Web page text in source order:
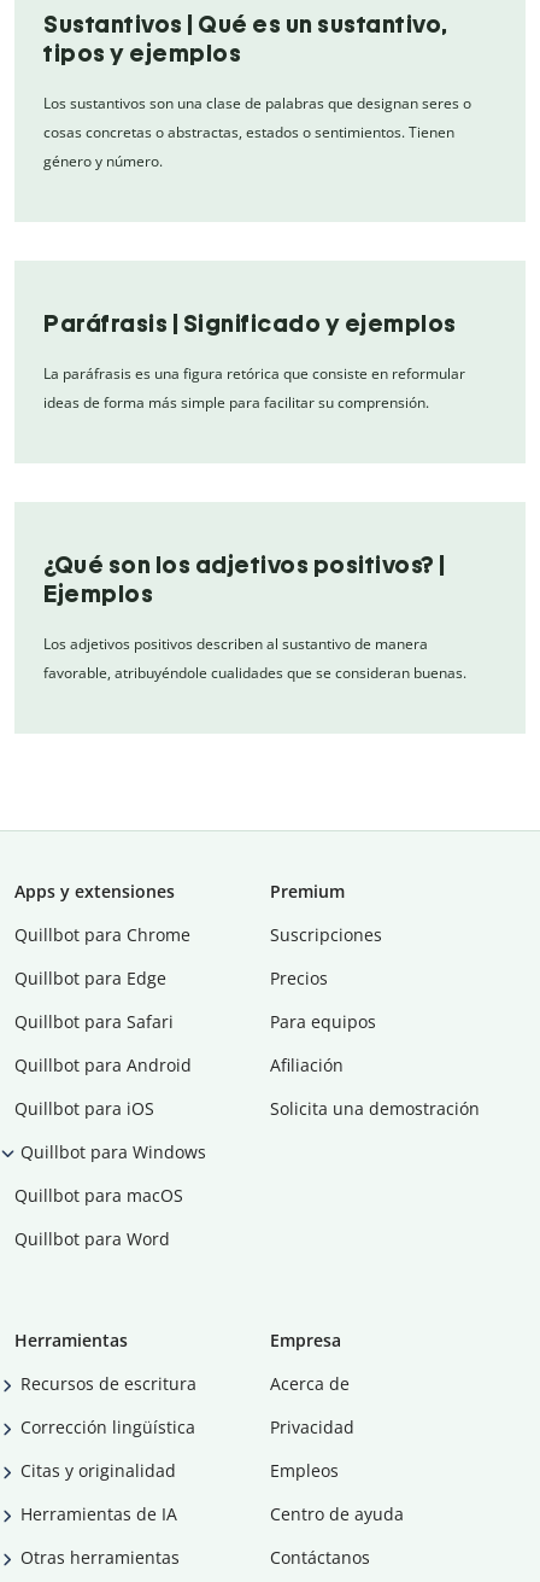
Sustantivos | Qué es un sustantivo,
tipos y ejemplos
Los sustantivos son una clase de palabras que designan seres o
cosas concretas o abstractas, estados o sentimientos. Tienen
género y número.
Paráfrasis | Significado y ejemplos
La paráfrasis es una figura retórica que consiste en reformular
ideas de forma más simple para facilitar su comprensión.
¿Qué son los adjetivos positivos? |
Ejemplos
Los adjetivos positivos describen al sustantivo de manera
favorable, atribuyéndole cualidades que se consideran buenas.
Apps y extensiones
Quillbot para Chrome
Quillbot para Edge
Quillbot para Safari
Quillbot para Android
Quillbot para iOS
Quillbot para Windows
Quillbot para macOS
Quillbot para Word
Premium
Suscripciones
Precios
Para equipos
Afiliación
Solicita una demostración
Herramientas
Recursos de escritura
Corrección lingüística
Citas y originalidad
Herramientas de IA
Otras herramientas
Empresa
Acerca de
Privacidad
Empleos
Centro de ayuda
Contáctanos